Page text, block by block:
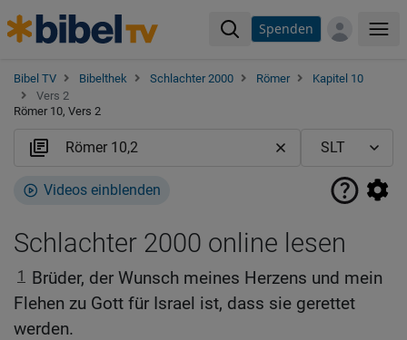
Spenden
Bibel TV Bibelthek Schlachter 2000 Römer
Kapitel 10
Vers 2
Römer 10, Vers 2
Videos einblenden
Schlachter 2000 online lesen
1 Brüder, der Wunsch meines Herzens und mein
Flehen zu Gott für Israel ist, dass sie gerettet
werden.